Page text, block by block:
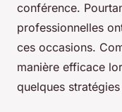
conférence.
professionnelles
ces occasions.
manière efficace
quelques